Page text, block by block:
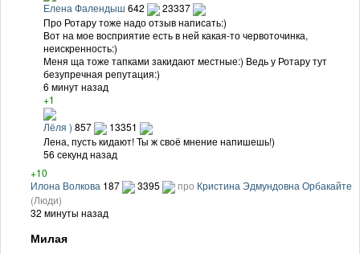
Елена Фалендыш 642
23337
Про Ротару тоже надо отзыв написать:)
Вот на мое восприятие есть в ней какая-то червоточинка,
неискренность:)
Меня ща тоже тапками закидают местные:) Ведь у Ротару тут
безупречная репутация:)
6 минут назад
+1
Лёля ) 857
13351
Лена, пусть кидают! Ты ж своё мнение напишешь!)
56 секунд назад
+10
Илона Волкова 187 3395 про Кристина Эдмундовна Орбакайте
(Люди)
32 минуты назад
Милая